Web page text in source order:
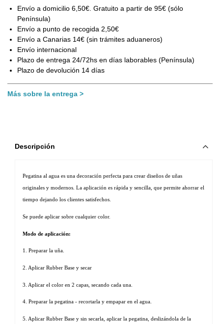
Envío a domicilio 6,50€. Gratuito a partir de 95€ (sólo
Península)
Envío a punto de recogida 2,50€
Envío a Canarias 14€ (sin trámites aduaneros)
Envío internacional
Plazo de entrega 24/72hs en días laborables (Península)
Plazo de devolución 14 días
Más sobre la entrega
Descripción
Pegatina al agua es una decoración perfecta para crear diseños de uñas
originales y modernos. La aplicación es rápida y sencilla, que permite ahorrar el
tiempo dejando los clientes satisfechos.
Se puede aplicar sobre cualquier color.
Modo de aplicación:
1. Preparar la uña.
2. Aplicar Rubber Base y secar
3. Aplicar el color en 2 capas, secando cada una.
4. Preparar la pegatina - recortarla y empapar en el agua.
5. Aplicar Rubber Base y sin secarla, aplicar la pegatina, deslizándola de la